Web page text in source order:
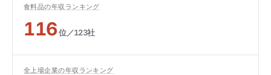
食料品の年収ランキング
116位／123社
全上場企業の年収ランキング